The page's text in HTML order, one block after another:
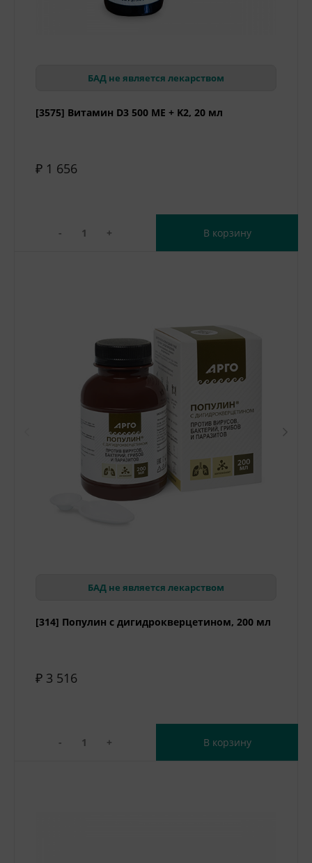
БАД не является лекарством
[3575] Витамин D3 500 МЕ + K2, 20 мл
₽ 1 656
- + В корзину
БАД не является лекарством
[314] Популин с дигидрокверцетином, 200 мл
₽ 3 516
- + В корзину